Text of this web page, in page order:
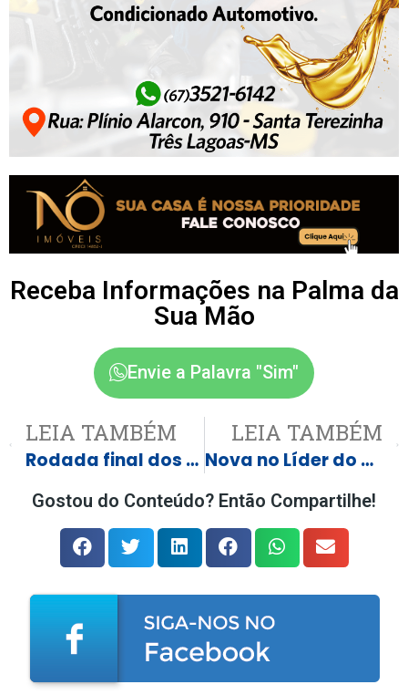
Receba Informações na Palma da
Sua Mão
Envie a Palavra "Sim"
LEIA TAMBÉM
Rodada final dos grupos tem Inglaterra, Colômbia, Portugal e Argentina
LEIA TAMBÉM
Nova no Líder do governo no Senado, Teresa Leitão nunca despachou com Lula
Gostou do Conteúdo? Então Compartilhe!